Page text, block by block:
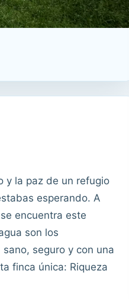
y la paz de un refugio
esperando. A
encuentra este
son los
seguro y con una
finca única: Riqueza